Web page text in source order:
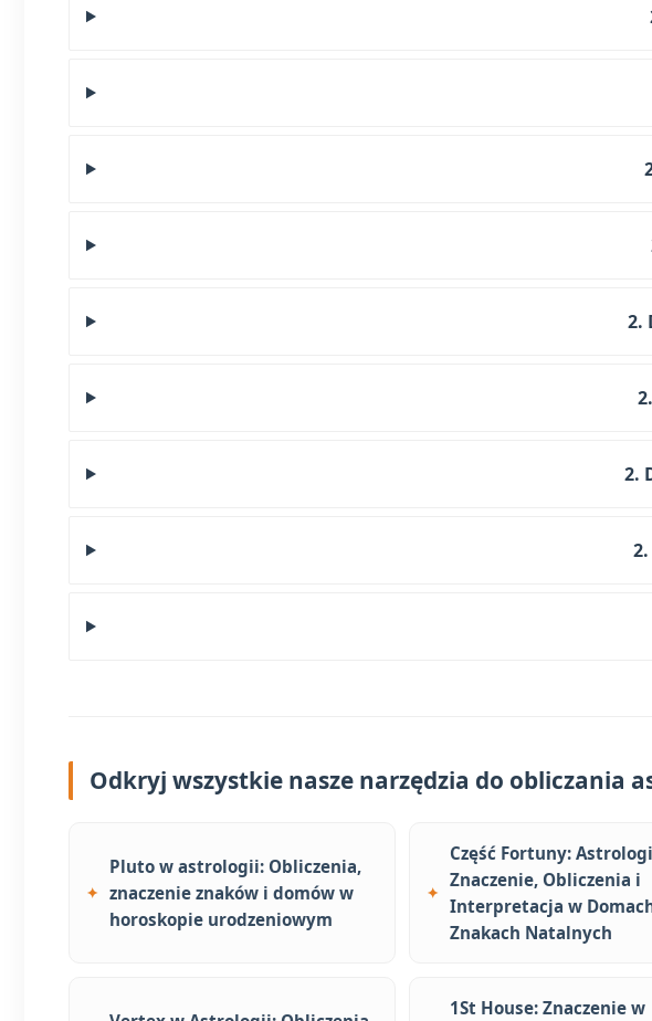
2.
2.
Odkryj wszystkie nasze narzędzia do obliczania
Pluto w astrologii: Obliczenia,
znaczenie znaków i domów w
horoskopie urodzeniowym
Część Fortuny:
Znaczenie, Obliczenia i
Interpretacja w
Znakach Natalnych
1St House: Znaczenie w